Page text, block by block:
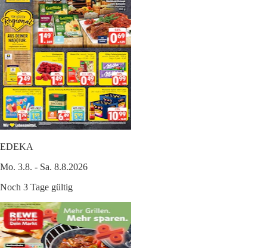
EDEKA
Mo. 3.8. - Sa. 8.8.2026
Noch 3 Tage gültig